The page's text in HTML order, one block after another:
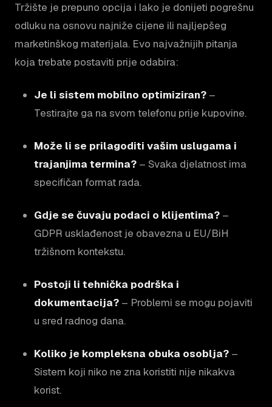
Tržište je prepuno opcija i lako je donijeti pogrešnu
odluku na osnovu najniže cijene ili najljepšeg
marketinškog materijala. Evo najvažnijih pitanja
koja trebate postaviti prije odabira:
Je li sistem mobilno optimiziran? –
Testirajte ga na svom telefonu prije kupovine.
Može li se prilagoditi vašim uslugama i
trajanjima termina? – Svaka djelatnost ima
specifičan format rada.
Gdje se čuvaju podaci o klijentima? –
GDPR usklađenost je obavezna u EU/BiH
tržišnom kontekstu.
Postoji li tehnička podrška i
dokumentacija? – Problemi se mogu pojaviti
u sred radnog dana.
Koliko je kompleksna obuka osoblja? –
Sistem koji niko ne zna koristiti nije nikakva
korist.